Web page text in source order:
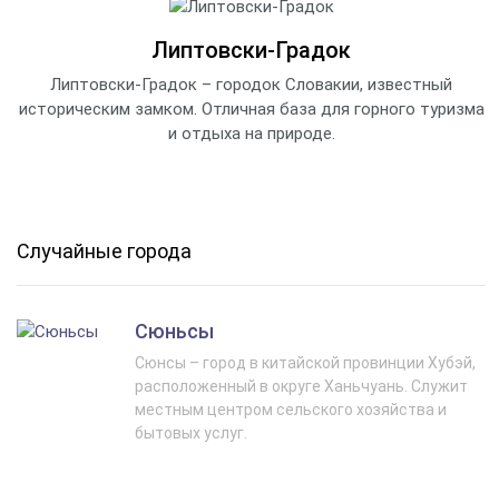
Липтовски-Градок
Липтовски-Градок – городок Словакии, известный
историческим замком. Отличная база для горного туризма
и отдыха на природе.
Случайные города
Сюньсы
Сюнсы – город в китайской провинции Хубэй,
расположенный в округе Ханьчуань. Служит
местным центром сельского хозяйства и
бытовых услуг.